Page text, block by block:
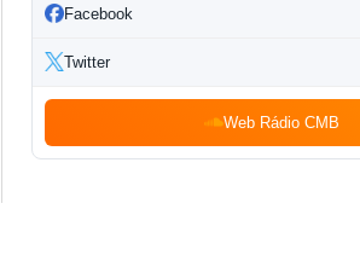
Facebook
Twitter
Web Rádio CMB